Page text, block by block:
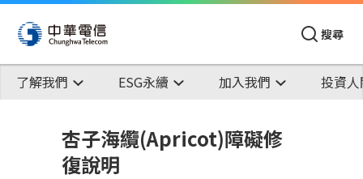
搜尋
了解我們 ESG永續 加入我們 投資
杏子海纜(Apricot)障礙修
復說明